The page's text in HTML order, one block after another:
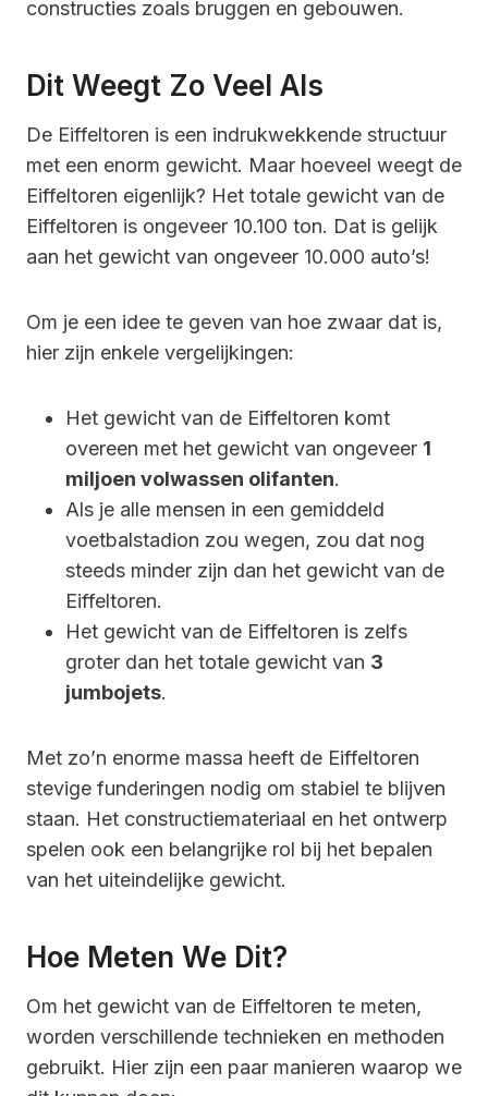
constructies zoals bruggen en gebouwen.
Dit Weegt Zo Veel Als
De Eiffeltoren is een indrukwekkende structuur
met een enorm gewicht. Maar hoeveel weegt de
Eiffeltoren eigenlijk? Het totale gewicht van de
Eiffeltoren is ongeveer 10.100 ton. Dat is gelijk
aan het gewicht van ongeveer 10.000 auto’s!
Om je een idee te geven van hoe zwaar dat is,
hier zijn enkele vergelijkingen:
Het gewicht van de Eiffeltoren komt
overeen met het gewicht van ongeveer 1
miljoen volwassen olifanten.
Als je alle mensen in een gemiddeld
voetbalstadion zou wegen, zou dat nog
steeds minder zijn dan het gewicht van de
Eiffeltoren.
Het gewicht van de Eiffeltoren is zelfs
groter dan het totale gewicht van 3
jumbojets.
Met zo’n enorme massa heeft de Eiffeltoren
stevige funderingen nodig om stabiel te blijven
staan. Het constructiemateriaal en het ontwerp
spelen ook een belangrijke rol bij het bepalen
van het uiteindelijke gewicht.
Hoe Meten We Dit?
Om het gewicht van de Eiffeltoren te meten,
worden verschillende technieken en methoden
gebruikt. Hier zijn een paar manieren waarop we